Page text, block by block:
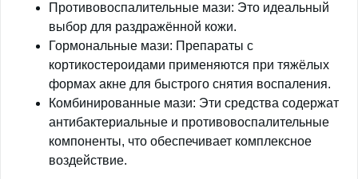
Противовоспалительные мази: Это идеальный
выбор для раздражённой кожи.
Гормональные мази: Препараты с
кортикостероидами применяются при тяжёлых
формах акне для быстрого снятия воспаления.
Комбинированные мази: Эти средства содержат
антибактериальные и противовоспалительные
компоненты, что обеспечивает комплексное
воздействие.